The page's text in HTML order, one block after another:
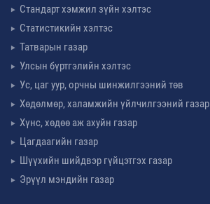
Стандарт хэмжил зүйн хэлтэс
Статистикийн хэлтэс
Татварын газар
Улсын бүртгэлийн хэлтэс
Ус, цаг уур, орчны шинжилгээний төв
Хөдөлмөр, халамжийн үйлчилгээний газар
Хүнс, хөдөө аж ахуйн газар
Цагдаагийн газар
Шүүхийн шийдвэр гүйцэтгэх газар
Эрүүл мэндийн газар